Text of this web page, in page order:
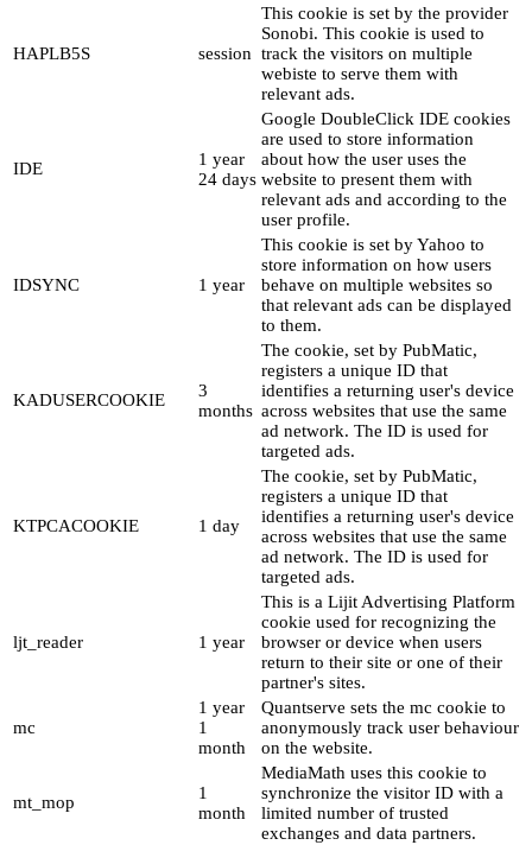
HAPLB5S session
This cookie is set by the provider
Sonobi. This cookie is used to
track the visitors on multiple
webiste to serve them with
relevant ads.
IDE
1 year
24 days
Google DoubleClick IDE cookies
are used to store information
about how the user uses the
website to present them with
relevant ads and according to the
user profile.
IDSYNC 1 year
This cookie is set by Yahoo to
store information on how users
behave on multiple websites so
that relevant ads can be displayed
to them.
KADUSERCOOKIE
3
months
The cookie, set by PubMatic,
registers a unique ID that
identifies a returning user's device
across websites that use the same
ad network. The ID is used for
targeted ads.
KTPCACOOKIE 1 day
The cookie, set by PubMatic,
registers a unique ID that
identifies a returning user's device
across websites that use the same
ad network. The ID is used for
targeted ads.
ljt_reader 1 year
This is a Lijit Advertising Platform
cookie used for recognizing the
browser or device when users
return to their site or one of their
partner's sites.
mc
1 year
1
month
Quantserve sets the mc cookie to
anonymously track user behaviour
on the website.
mt_mop
1
month
MediaMath uses this cookie to
synchronize the visitor ID with a
limited number of trusted
exchanges and data partners.